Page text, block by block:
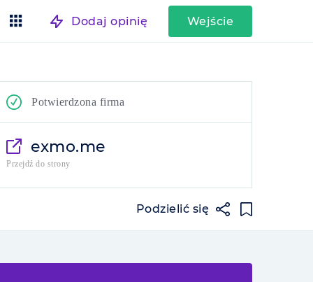
Dodaj opinię Wejście
Potwierdzona firma
exmo.me
Przejdź do strony
Podzielić się